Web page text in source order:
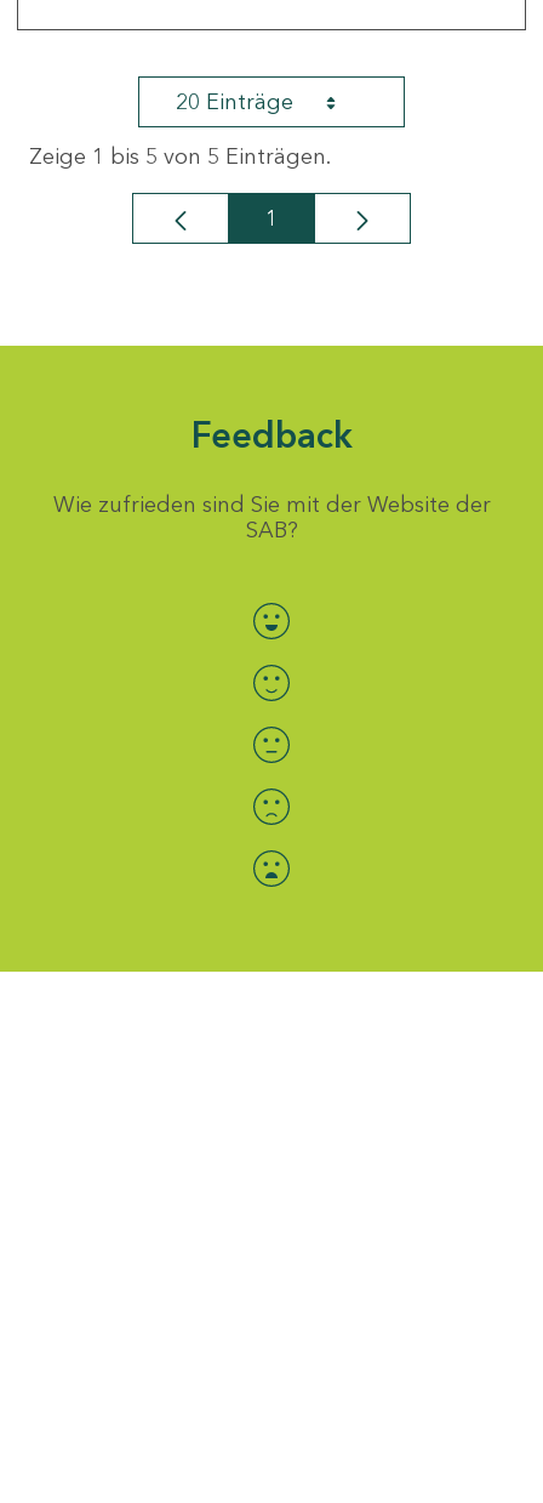
20 Einträge
Zeige 1 bis 5 von 5 Einträgen.
Seite
1
Feedback
Wie zufrieden sind Sie mit der Website der
SAB?
Bewertung auswählen